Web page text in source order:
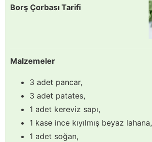
Borş Çorbası Tarifi
Malzemeler
3 adet pancar,
3 adet patates,
1 adet kereviz sapı,
1 kase ince kıyılmış beyaz lahana,
1 adet soğan,